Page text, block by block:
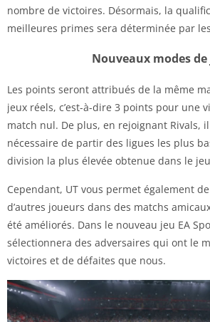
nombre de victoires. Désormais, la
meilleures primes sera déterminée par
Nouveaux modes de
Les points seront attribués de la même
jeux réels, c’est-à-dire 3 points pour une
match nul. De plus, en rejoignant Rivals,
nécessaire de partir des ligues les plus
division la plus élevée obtenue dans le
Cependant, UT vous permet également
d’autres joueurs dans des matchs
été améliorés. Dans le nouveau jeu EA
sélectionnera des adversaires qui ont le
victoires et de défaites que nous.